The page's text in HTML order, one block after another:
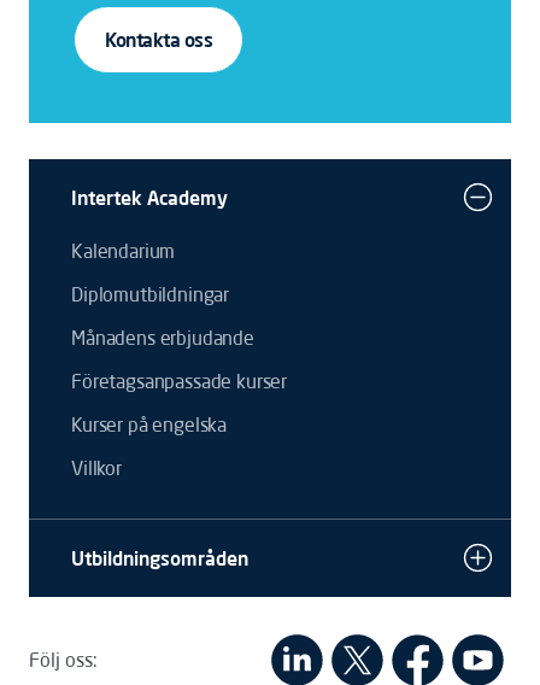
Kontakta oss
Intertek Academy
Kalendarium
Diplomutbildningar
Månadens erbjudande
Företagsanpassade kurser
Kurser på engelska
Villkor
Utbildningsområden
Följ oss: